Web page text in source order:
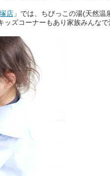
店」では、ちびっこの湯(天然温
ズコーナーもあり家族みんなで